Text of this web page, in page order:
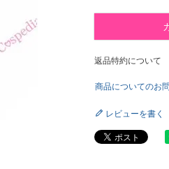
返品特約について
商品についてのお
レビューを書く